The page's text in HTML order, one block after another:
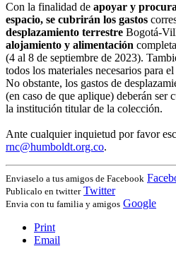
Con la finalidad de apoyar y
espacio, se cubrirán los gastos
desplazamiento terrestre Bogotá-
alojamiento y alimentación
(4 al 8 de septiembre de 2023).
todos los materiales necesarios para
No obstante, los gastos de
(en caso de que aplique) deberán ser
la institución titular de la colección.
Ante cualquier inquietud por favor
rnc@humboldt.org.co.
Enviaselo a tus amigos de Facebook
Publicalo en twitter Twitter
Envia con tu familia y amigos Google
Print
Email